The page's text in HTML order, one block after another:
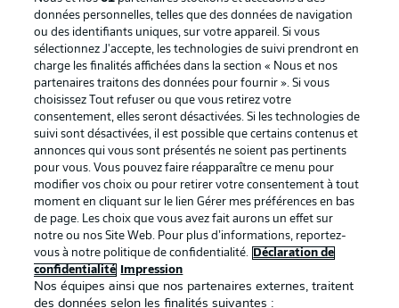
La publicité Conditions d’utilisation des
Mentions Légales Gérer mes préférences
Déclaration de
confidentialité
Diffuseurs
Travaux Contact
Impression Joueurs
données personnelles, telles que des données de navigation
ou des identifiants uniques, sur votre appareil. Si vous
sélectionnez J'accepte, les technologies de suivi prendront en
charge les finalités affichées dans la section « Nous et nos
partenaires traitons des données pour fournir ». Si vous
choisissez Tout refuser ou que vous retirez votre
consentement, elles seront désactivées. Si les technologies de
suivi sont désactivées, il est possible que certains contenus et
annonces qui vous sont présentés ne soient pas pertinents
pour vous. Vous pouvez faire réapparaître ce menu pour
modifier vos choix ou pour retirer votre consentement à tout
moment en cliquant sur le lien Gérer mes préférences en bas
de page. Les choix que vous avez fait aurons un effet sur
notre ou nos Site Web. Pour plus d’informations, reportez-
vous à notre politique de confidentialité.
Déclaration de
confidentialité
Impression
Nos équipes ainsi que nos partenaires externes, traitent
des données selon les finalités suivantes :